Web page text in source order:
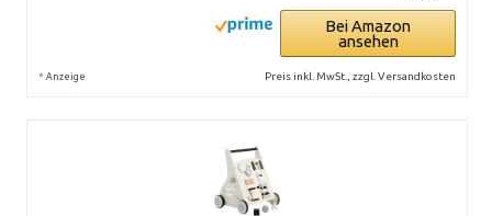
Bei Amazon
ansehen
* Anzeige Preis inkl. MwSt., zzgl. Versandkosten